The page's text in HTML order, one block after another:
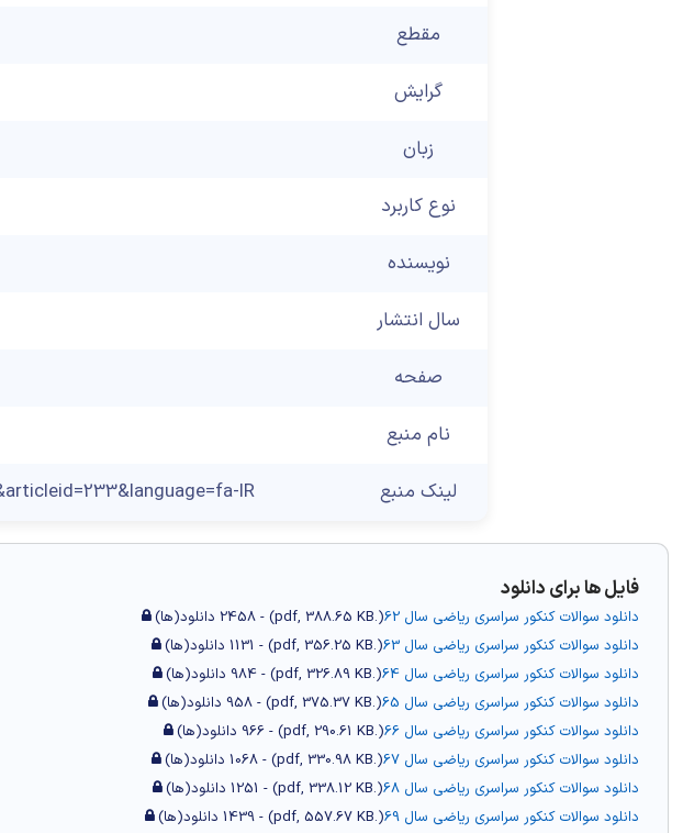
مقطع
گرایش
زبان
نوع کاربرد
نویسنده
سال انتشار
صفحه
نام منبع
لینک منبع IR
فایل ها برای دانلود
دانلود سوالات کنکور سراسری ریاضی سال 62 (
.pdf,
388.65 KB
) - 2458 دانلود(ها)
دانلود سوالات کنکور سراسری ریاضی سال 63
(
.pdf,
356.25 KB
) - 1131 دانلود(ها)
دانلود سوالات کنکور سراسری ریاضی سال 64
(
.pdf,
326.89 KB
) - 984 دانلود(ها)
دانلود سوالات کنکور سراسری ریاضی سال 65
(
.pdf,
375.37 KB
) - 958 دانلود(ها)
دانلود سوالات کنکور سراسری ریاضی سال 66
(
.pdf,
290.61 KB
) - 966 دانلود(ها)
دانلود سوالات کنکور سراسری ریاضی سال 67
(
.pdf,
330.98 KB
) - 1068 دانلود(ها)
دانلود سوالات کنکور سراسری ریاضی سال 68
(
.pdf,
338.12 KB
) - 1251 دانلود(ها)
دانلود سوالات کنکور سراسری ریاضی سال 69
(
.pdf,
557.67 KB
) - 1439 دانلود(ها)